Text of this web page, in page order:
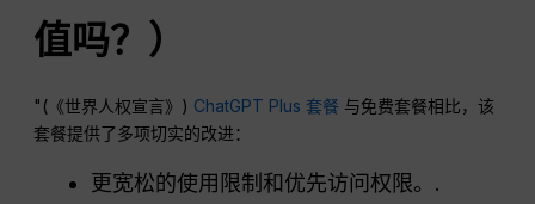
值吗？）
"(《世界人权宣言》) ChatGPT Plus 套餐 与免费套餐相比，该
套餐提供了多项切实的改进：
更宽松的使用限制和优先访问权限。.